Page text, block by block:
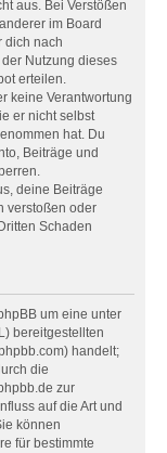
aus. Bei Verstößen
im Board
dich nach
Nutzung dieses
erteilen.
keine Verantwortung
er nicht selbst
hat. Du
Beiträge und
deine Beiträge
verstoßen oder
Schaden
um eine unter
bereitgestellten
handelt;
die
zur
auf die Art und
können
für bestimmte